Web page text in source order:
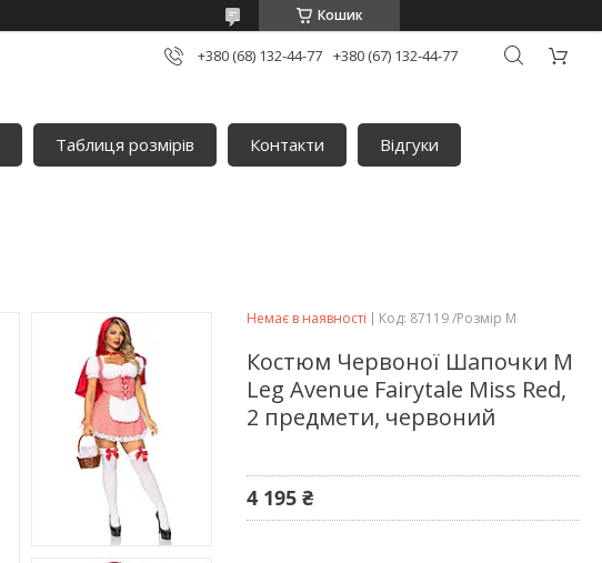
Кошик
+380 (68) 132-44-77 +380 (67) 132-44-77
Таблиця розмірів Контакти
Відгуки
Немає в наявності Код: 87119 /Розмір М
Костюм Червоної Шапочки М
Leg Avenue Fairytale Miss Red,
2 предмети, червоний
4 195 ₴